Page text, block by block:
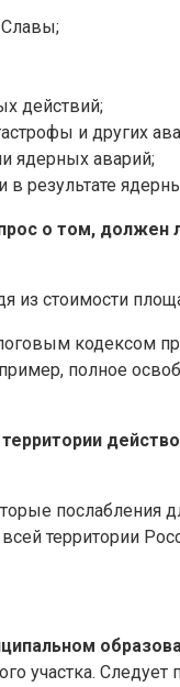
Славы;
действий;
и других
ядерных аварий;
результате
о том, должен
из стоимости
кодексом
полное
послабления
территории
участка.